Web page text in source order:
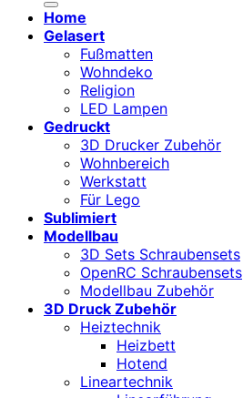
Home
Gelasert
Fußmatten
Wohndeko
Religion
LED Lampen
Gedruckt
3D Drucker Zubehör
Wohnbereich
Werkstatt
Für Lego
Sublimiert
Modellbau
3D Sets Schraubensets
OpenRC Schraubensets
Modellbau Zubehör
3D Druck Zubehör
Heiztechnik
Heizbett
Hotend
Lineartechnik